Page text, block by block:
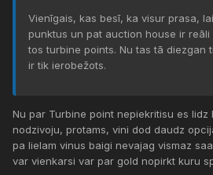
Vienīgais, kas besī, ka visur prasa,
punktus un pat auction house ir
tos turbine points. Nu tas tā diezgan
ir tik ierobežots.
Nu par Turbine point nepiekritisu es lidz
nodzivoju, protams, vini dod daudz
pa lielam vinus baigi nevajag vismaz
var vienkarsi var par gold nopirkt kuru